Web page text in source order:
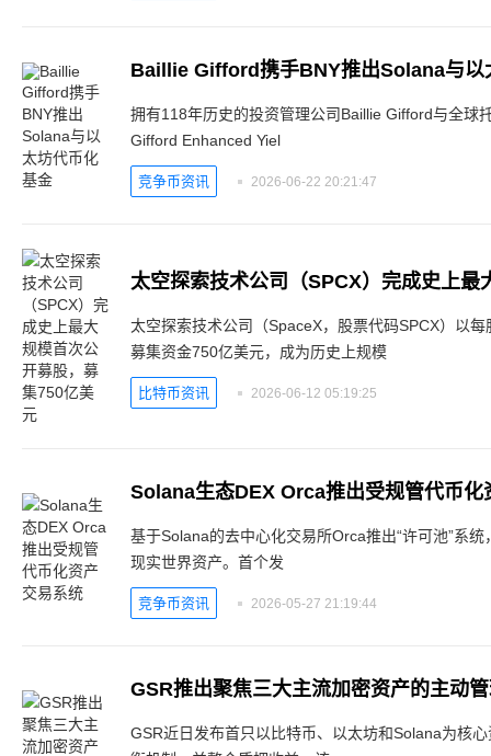
Baillie Gifford携手BNY推出Solana与以
拥有118年历史的投资管理公司Baillie Gifford与全球
Gifford Enhanced Yiel
竞争币资讯 2026-06-22 20:21:47
太空探索技术公司（SpaceX，股票代码SPCX）以
募集资金750亿美元，成为历史上规模
比特币资讯 2026-06-12 05:19:25
Solana生态DEX Orca推出受规管代币化
基于Solana的去中心化交易所Orca推出“许可池”系
现实世界资产。首个发
竞争币资讯 2026-05-27 21:19:44
GSR推出聚焦三大主流加密资产的主动
GSR近日发布首只以比特币、以太坊和Solana为核